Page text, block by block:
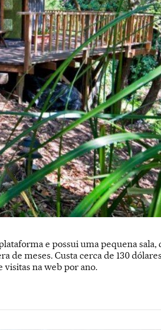
e possui uma pequena sala,
de meses. Custa cerca de 130
na web por ano.